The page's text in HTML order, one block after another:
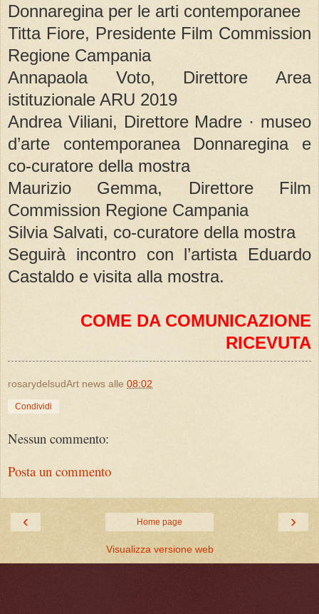
Donnaregina per le arti contemporanee
Titta Fiore, Presidente Film Commission
Regione Campania
Annapaola Voto, Direttore Area
istituzionale ARU 2019
Andrea Viliani, Direttore Madre · museo
d’arte contemporanea Donnaregina e
co-curatore della mostra
Maurizio Gemma, Direttore Film
Commission Regione Campania
Silvia Salvati, co-curatore della mostra
Seguirà incontro con l’artista Eduardo
Castaldo e visita alla mostra.
COME DA COMUNICAZIONE
RICEVUTA
rosarydelsudArt news alle 08:02
Condividi
Nessun commento:
Posta un commento
‹ ›
Home page
Visualizza versione web